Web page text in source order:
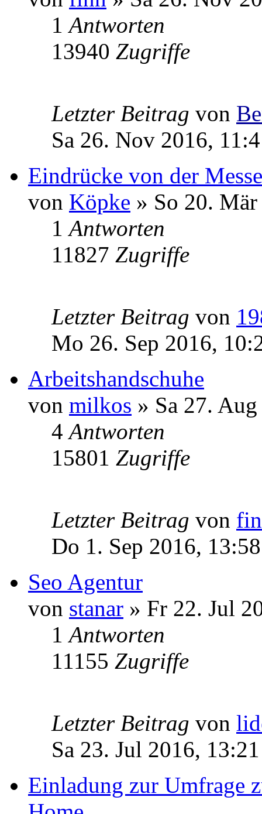
1Antworten
13940 Zugriffe
Letzter Beitrag von
Sa 26. Nov 2016,
Eindrücke von der
von Köpke » So 20.
1Antworten
11827 Zugriffe
Letzter Beitrag von
Mo 26. Sep 2016,
Arbeitshandschuhe
von milkos » Sa 27.
4Antworten
15801 Zugriffe
Letzter Beitrag von
Do 1. Sep 2016, 13:58
Seo Agentur
von stanar » Fr 22. Jul
1Antworten
11155 Zugriffe
Letzter Beitrag von
Sa 23. Jul 2016, 13:21
Einladung zur Umfrage